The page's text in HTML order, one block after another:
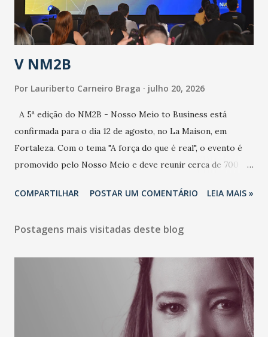
contaminação alta, podendo gerar um grande risco à
população e ao sistema de saúde. “Precisamos saber fazer a
estratificação do risco da doença, para não so...
V NM2B
Por Lauriberto Carneiro Braga julho 20, 2026
A 5ª edição do NM2B - Nosso Meio to Business está
confirmada para o dia 12 de agosto, no La Maison, em
Fortaleza. Com o tema "A força do que é real", o evento é
promovido pelo Nosso Meio e deve reunir cerca de 700
e lideranças do Mercado Nacional. Desde 2022, o NM2B
de negócios do Nordeste, reunindo profissionais de marcas
LinkedIn, VISA, Grupo 3corações, TikTok e M. Dias Branco.
A nova edição chega em um momento em que autenticidade
e consistência ganham peso nas conversas sobre marca,
liderança e estratégia. - Vivemos um momento em que todo
mundo fala muito e poucos entregam de verdade. O NM2B
COMPARTILHAR POSTAR UM COMENTÁRIO LEIA MAIS »
Postagens mais visitadas deste blog